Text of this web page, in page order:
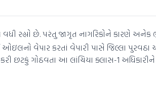
વધી રહ્યો છે. પરંતુ જાગૃત નાગરિકોને કારણે અનેક
વેપાર કરતાં વેપારી પાસે જિલ્લા પુરવઠા
કરી છટકું ગોઠવતા આ લાંચિયા ક્લાસ-1